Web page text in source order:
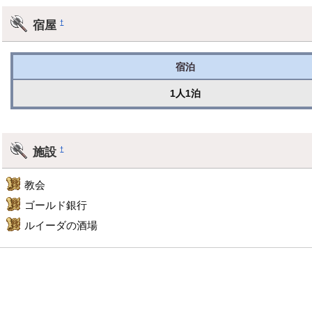
宿屋†
宿泊
1人1泊
施設†
教会
ゴールド銀行
ルイーダの酒場